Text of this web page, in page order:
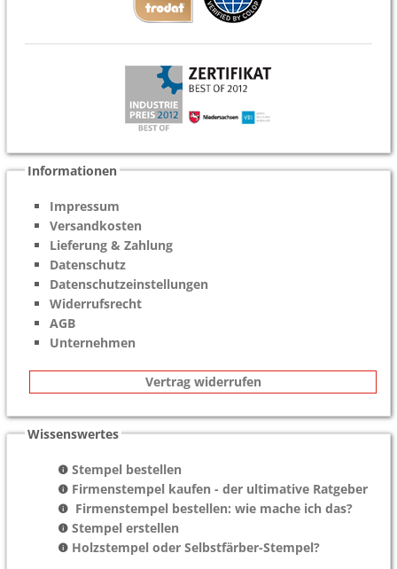
Informationen
Impressum
Versandkosten
Lieferung & Zahlung
Datenschutz
Datenschutzeinstellungen
Widerrufsrecht
AGB
Unternehmen
Vertrag widerrufen
Wissenswertes
Stempel bestellen
Firmenstempel kaufen - der ultimative Ratgeber
Firmenstempel bestellen: wie mache ich das?
Stempel erstellen
Holzstempel oder Selbstfärber-Stempel?